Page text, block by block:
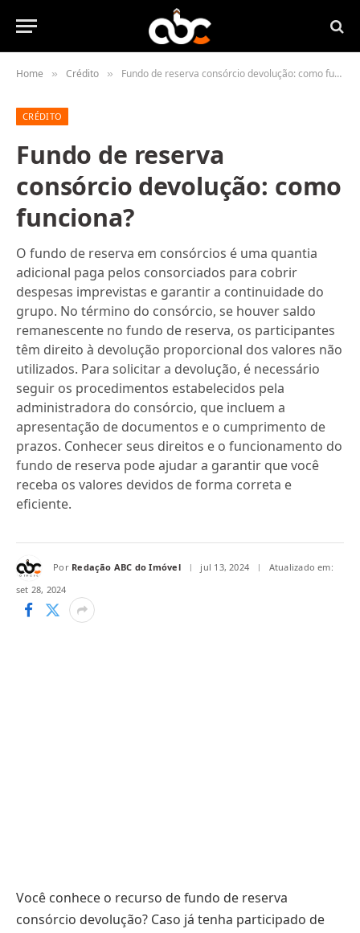
Home » Crédito » Fundo de reserva consórcio devolução: como funciona?
CRÉDITO
Fundo de reserva
consórcio devolução: como
funciona?
O fundo de reserva em consórcios é uma quantia
adicional paga pelos consorciados para cobrir
despesas imprevistas e garantir a continuidade do
grupo. No término do consórcio, se houver saldo
remanescente no fundo de reserva, os participantes
têm direito à devolução proporcional dos valores não
utilizados. Para solicitar a devolução, é necessário
seguir os procedimentos estabelecidos pela
administradora do consórcio, que incluem a
apresentação de documentos e o cumprimento de
prazos. Conhecer seus direitos e o funcionamento do
fundo de reserva pode ajudar a garantir que você
receba os valores devidos de forma correta e
eficiente.
Por Redação ABC do Imóvel jul 13, 2024
Atualizado em:
set 28, 2024
Você conhece o recurso de fundo de reserva
consórcio devolução? Caso já tenha participado de